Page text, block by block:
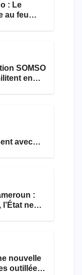
: Le
au feu
SOMSO
en
avec
:
ne
nouvelle
outillées